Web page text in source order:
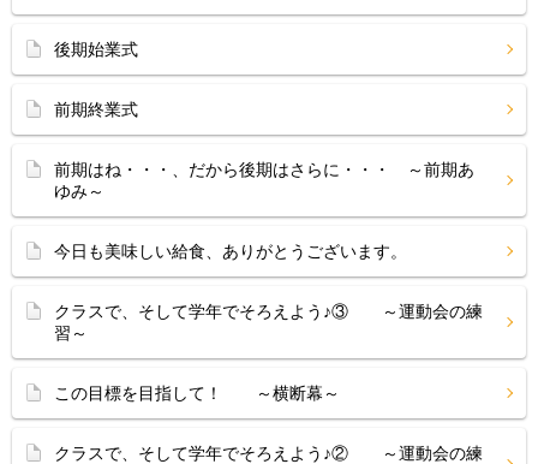
後期始業式
前期終業式
前期はね・・・、だから後期はさらに・・・ ～前期あ
ゆみ～
今日も美味しい給食、ありがとうございます。
クラスで、そして学年でそろえよう♪③ ～運動会の練
習～
この目標を目指して！ ～横断幕～
クラスで、そして学年でそろえよう♪② ～運動会の練